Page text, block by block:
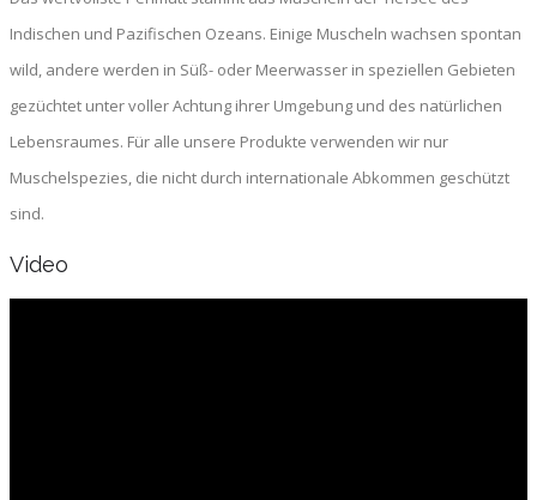
Indischen und Pazifischen Ozeans. Einige Muscheln wachsen spontan
wild, andere werden in Süß- oder Meerwasser in speziellen Gebieten
gezüchtet unter voller Achtung ihrer Umgebung und des natürlichen
Lebensraumes. Für alle unsere Produkte verwenden wir nur
Muschelspezies, die nicht durch internationale Abkommen geschützt
sind.
Video